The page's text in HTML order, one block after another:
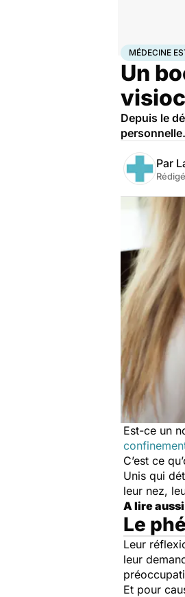
AccueilSanté
MÉDECINE
Un
Depuis le
Par
Est-ce un
C’est ce
Unis qui
leur nez,
A lire
Le
Leur
leur
Et pour